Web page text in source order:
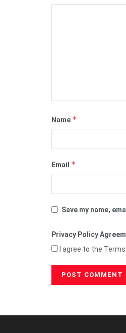
Name *
Email *
Save my name,
Privacy Policy
I agree to the